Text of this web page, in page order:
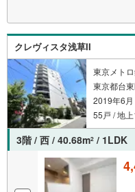
【Yahoo！ 不動産キャンペーン
当店で物件を成約すると
「Yahoo！ 不動産 物件ご成約
「資料をもらう」「見学予約を
※必ずYahoo！ JAPAN IDでログ
※PayPayボーナスライトは出金
ご案内・詳細な資料のご請求は
お電話でのお問い合わせも常時
お気軽にお問い合わせください。
クレヴィスタ浅草II
東京メト
東京都台
2019年6月
55戸 / 地
3階 / 西 / 40.68m2 / 1LDK